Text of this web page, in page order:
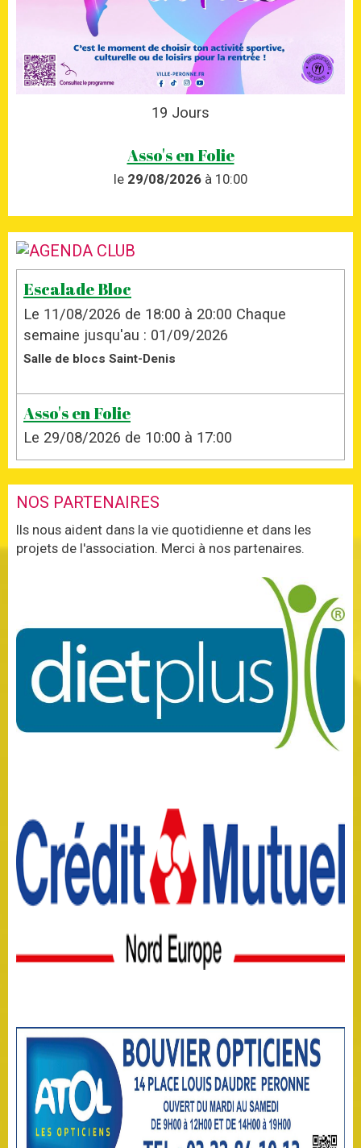
19 Jours
Asso's en Folie
le 29/08/2026 à 10:00
Escalade Bloc
Le 11/08/2026 de 18:00 à 20:00 Chaque
semaine jusqu'au : 01/09/2026
Salle de blocs Saint-Denis
Asso's en Folie
Le 29/08/2026 de 10:00 à 17:00
NOS PARTENAIRES
Ils nous aident dans la vie quotidienne et dans les
projets de l'association. Merci à nos partenaires.